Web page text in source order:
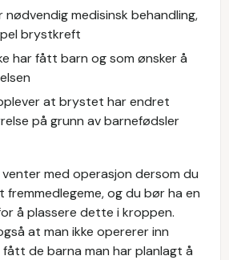
medisinsk behandling,
brystkreft
har fått barn og som ønsker å
at brystet har endret
på grunn av barnefødsler
med operasjon dersom du
fremmedlegeme, og du bør ha en
å plassere dette i kroppen.
at man ikke opererer inn
fått de barna man har planlagt å